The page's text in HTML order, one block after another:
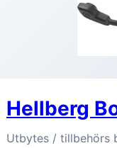
Hellberg
Utbytes / tillbehörs